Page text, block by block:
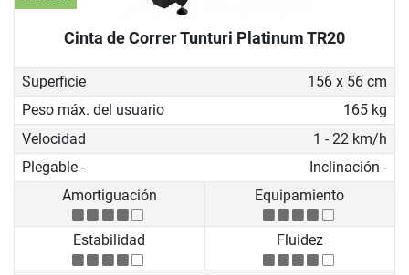
Cinta de Correr Tunturi Platinum TR20
Superficie
156 x 56 cm
Peso máx. del usuario
165 kg
Velocidad
1 - 22 km/h
Plegable -
Inclinación -
Amortiguación
Equipamiento
Estabilidad Fluidez